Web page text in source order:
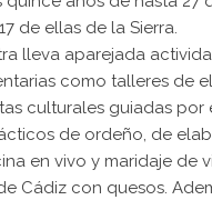
de ellas de la Sierra.
lleva aparejada
como talleres de
culturales guiadas por
de ordeño, de
en vivo y maridaje de
Cádiz con quesos.